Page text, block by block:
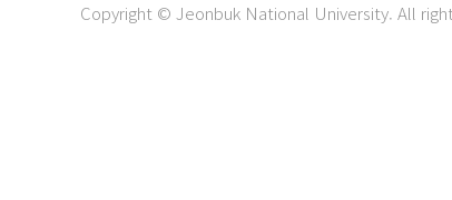
Copyright © Jeonbuk National University. All